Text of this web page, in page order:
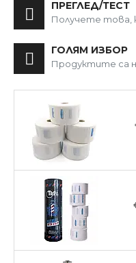
ПРЕГЛЕД/ТЕСТ
Получете това,
ГОЛЯМ ИЗБОР
Продуктите са